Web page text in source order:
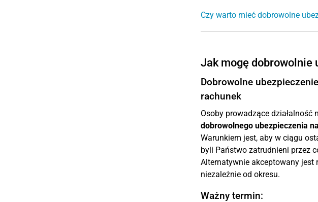
Czy warto mieć dobrowolne
Jak mogę dobrowolnie
Dobrowolne
rachunek
Osoby prowadzące
dobrowolnego ubezpieczenia
Warunkiem jest, aby w ciągu
byli Państwo zatrudnieni przez
Alternatywnie akceptowany jest
niezależnie od okresu.
Ważny termin: